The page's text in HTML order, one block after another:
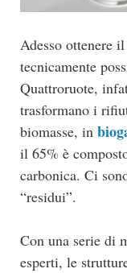
Adesso ottenere
tecnicamente
Quattroruote,
trasformano i
biomasse, in
il 65% è
carbonica. Ci
“residui”.
Con una serie di
esperti, le